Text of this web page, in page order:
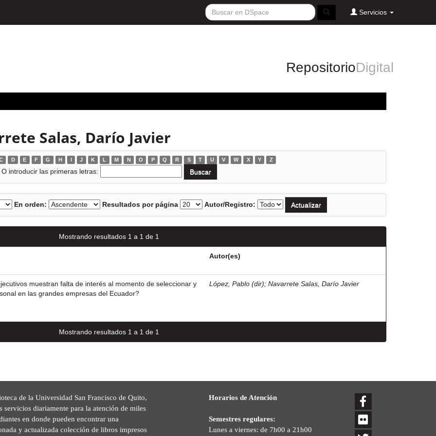
Servicios
RepositorioDigital
Salas, Darío Javier
D E F G H I J K L M N O P Q R S T U V W X Y Z
O introducir las primeras letras:
En orden: Resultados por página Autor/Registro:
Mostrando resultados 1 a 1 de 1
Autor(es)
muestran falta de interés al momento de seleccionar y
en las grandes empresas del Ecuador?
López, Pablo (dir); Navarrete Salas, Darío Javier
Mostrando resultados 1 a 1 de 1
de la Universidad San Francisco de Quito,
servicios diariamente para la atención de miles
en donde pueden encontrar una
y actualizada colección de libros impresos
Horarios de Atención
Semestres regulares:
Lunes a viernes: de 7h00 a 21h00